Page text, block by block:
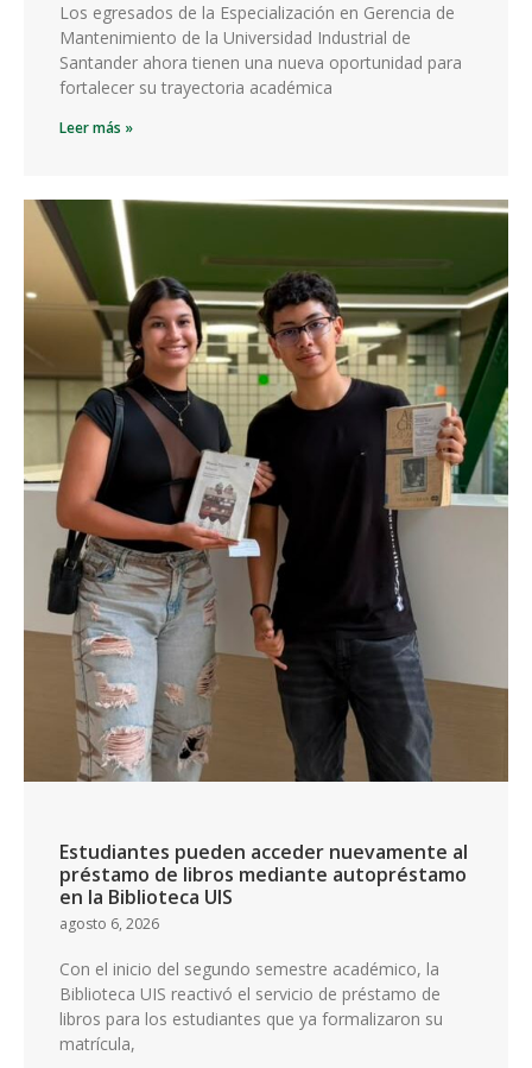
Los egresados de la Especialización en Gerencia de
Mantenimiento de la Universidad Industrial de
Santander ahora tienen una nueva oportunidad para
fortalecer su trayectoria académica
Leer más »
Estudiantes pueden acceder nuevamente al
préstamo de libros mediante autopréstamo
en la Biblioteca UIS
agosto 6, 2026
Con el inicio del segundo semestre académico, la
Biblioteca UIS reactivó el servicio de préstamo de
libros para los estudiantes que ya formalizaron su
matrícula,